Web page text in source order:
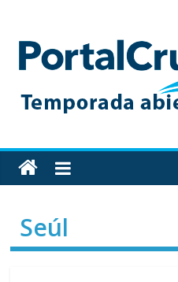
content
Toda
la
de
cruceros
Seúl